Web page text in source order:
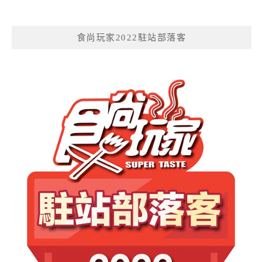
食尚玩家2022駐站部落客